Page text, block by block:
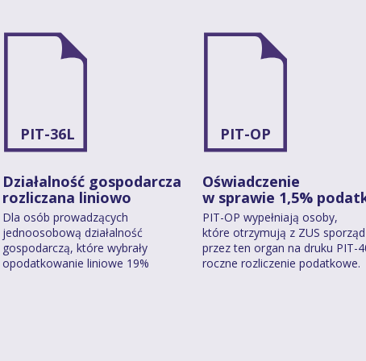
PIT-36L PIT-OP
Działalność gospodarcza
rozliczana liniowo
Oświadczenie
w sprawie 1,5%
Dla osób prowadzących
jednoosobową działalność
gospodarczą, które wybrały
opodatkowanie liniowe 19%
PIT-OP wypełniają osoby,
które otrzymują z ZUS
przez ten organ na druku PIT-
roczne rozliczenie podatkowe.